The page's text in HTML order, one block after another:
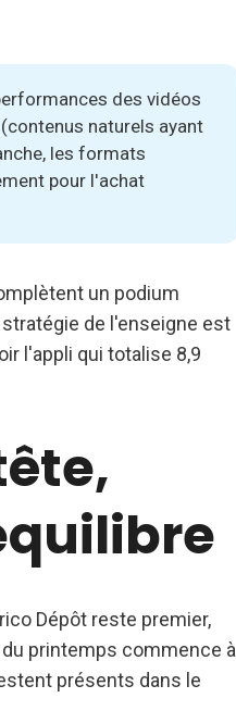
des vidéos
naturels ayant
les formats
pour l'achat
un podium
de l'enseigne est
l'appli qui totalise 8,9
Dépôt reste premier,
printemps commence à
présents dans le